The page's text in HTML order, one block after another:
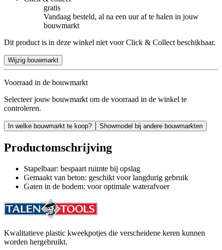
gratis
Vandaag besteld, al na een uur af te halen in jouw
bouwmarkt
Dit product is in deze winkel niet voor Click & Collect beschikbaar.
Wijzig bouwmarkt
Voorraad in de bouwmarkt
Selecteer jouw bouwmarkt om de voorraad in de winkel te
controleren.
In welke bouwmarkt te koop? Showmodel bij andere bouwmarkten
Productomschrijving
Stapelbaar: bespaart ruimte bij opslag
Gemaakt van beton: geschikt voor langdurig gebruik
Gaten in de bodem: voor optimale waterafvoer
Kwalitatieve plastic kweekpotjes die verscheidene keren kunnen
worden hergebruikt.